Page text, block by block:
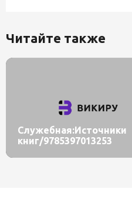
Читайте также
Служебная:Источники
книг/9785397013253